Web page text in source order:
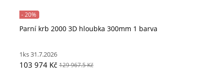
Parní krb 2000 3D hloubka 300mm 1 barva
- 20%
1ks 31.7.2026
103 974 Kč 129 967.5 Kč